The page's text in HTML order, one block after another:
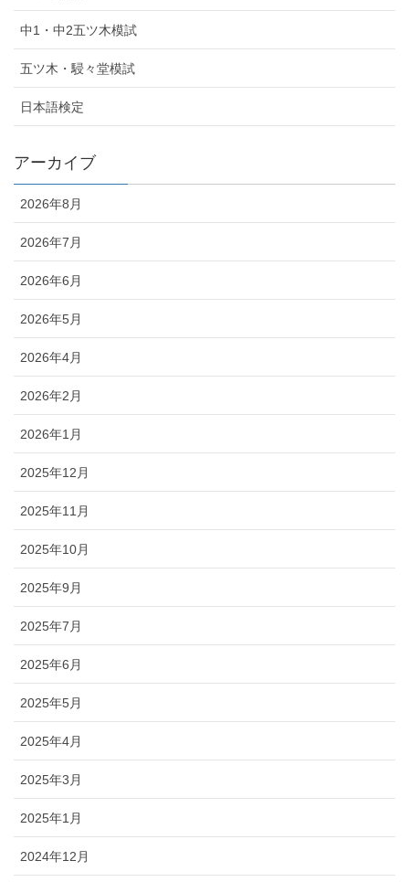
中1・中2五ツ木模試
五ツ木・駸々堂模試
日本語検定
アーカイブ
2026年8月
2026年7月
2026年6月
2026年5月
2026年4月
2026年2月
2026年1月
2025年12月
2025年11月
2025年10月
2025年9月
2025年7月
2025年6月
2025年5月
2025年4月
2025年3月
2025年1月
2024年12月